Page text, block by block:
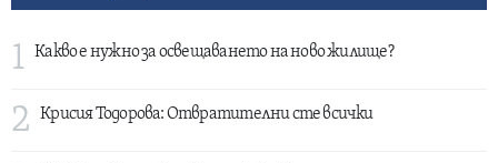
1 Какво е нужно за освещаването на ново жилище?
2 Крисия Тодорова: Отвратителни сте всички